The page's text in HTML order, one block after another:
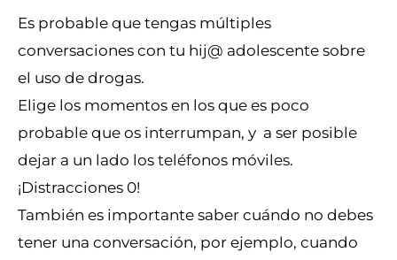
Es probable que tengas múltiples
conversaciones con tu hij@ adolescente sobre
el uso de drogas.
Elige los momentos en los que es poco
probable que os interrumpan, y a ser posible
dejar a un lado los teléfonos móviles.
¡Distracciones 0!
También es importante saber cuándo no debes
tener una conversación, por ejemplo, cuando